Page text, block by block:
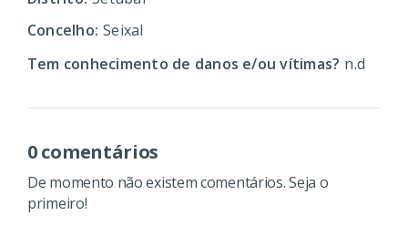
Concelho: Seixal
Tem conhecimento de danos e/ou vítimas? n.d
0 comentários
De momento não existem comentários. Seja o
primeiro!